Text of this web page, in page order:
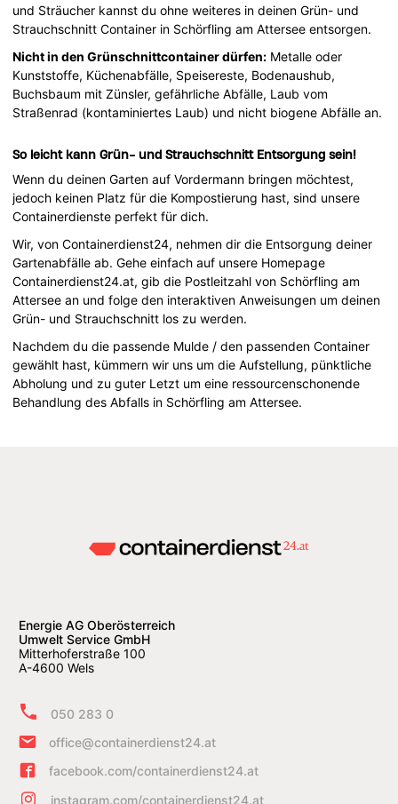
und Sträucher kannst du ohne weiteres in deinen Grün- und
Strauchschnitt Container in Schörfling am Attersee entsorgen.
Nicht in den Grünschnittcontainer dürfen: Metalle oder
Kunststoffe, Küchenabfälle, Speisereste, Bodenaushub,
Buchsbaum mit Zünsler, gefährliche Abfälle, Laub vom
Straßenrad (kontaminiertes Laub) und nicht biogene Abfälle an.
So leicht kann Grün- und Strauchschnitt Entsorgung sein!
Wenn du deinen Garten auf Vordermann bringen möchtest,
jedoch keinen Platz für die Kompostierung hast, sind unsere
Containerdienste perfekt für dich.
Wir, von Containerdienst24, nehmen dir die Entsorgung deiner
Gartenabfälle ab. Gehe einfach auf unsere Homepage
Containerdienst24.at, gib die Postleitzahl von Schörfling am
Attersee an und folge den interaktiven Anweisungen um deinen
Grün- und Strauchschnitt los zu werden.
Nachdem du die passende Mulde / den passenden Container
gewählt hast, kümmern wir uns um die Aufstellung, pünktliche
Abholung und zu guter Letzt um eine ressourcenschonende
Behandlung des Abfalls in Schörfling am Attersee.
Energie AG Oberösterreich
Umwelt Service GmbH
Mitterhoferstraße 100
A-4600 Wels
050 283 0
office@containerdienst24.at
facebook.com/containerdienst24.at
instagram.com/containerdienst24.at